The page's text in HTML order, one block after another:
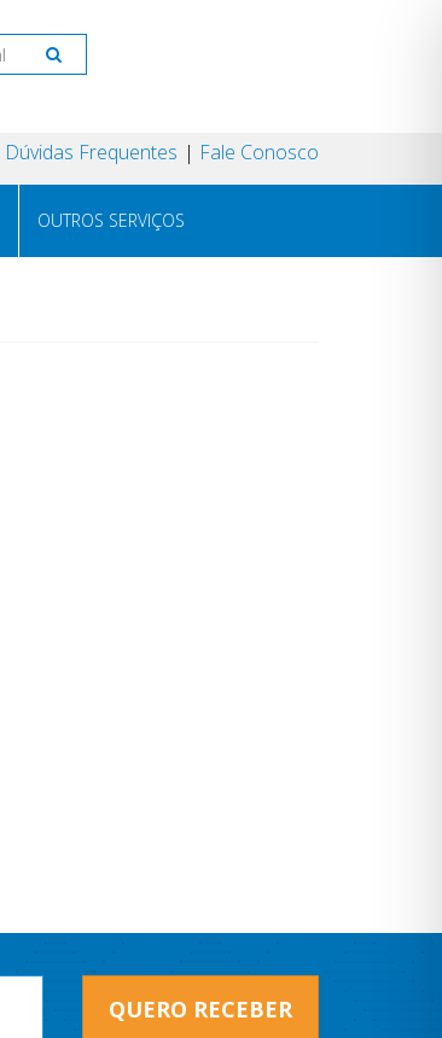
Dúvidas Frequentes Fale Conosco
OUTROS SERVIÇOS
QUERO RECEBER